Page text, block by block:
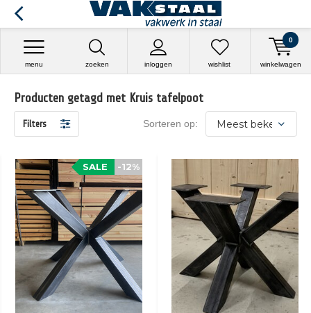
zoeken inloggen
menu wishlist winkelwagen
0
Producten getagd met Kruis tafelpoot
Filters Sorteren op:
-12%
SALE